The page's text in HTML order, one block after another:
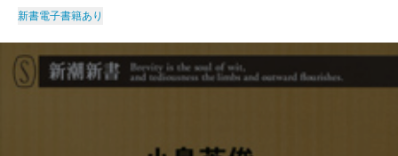
新書電子書籍あり